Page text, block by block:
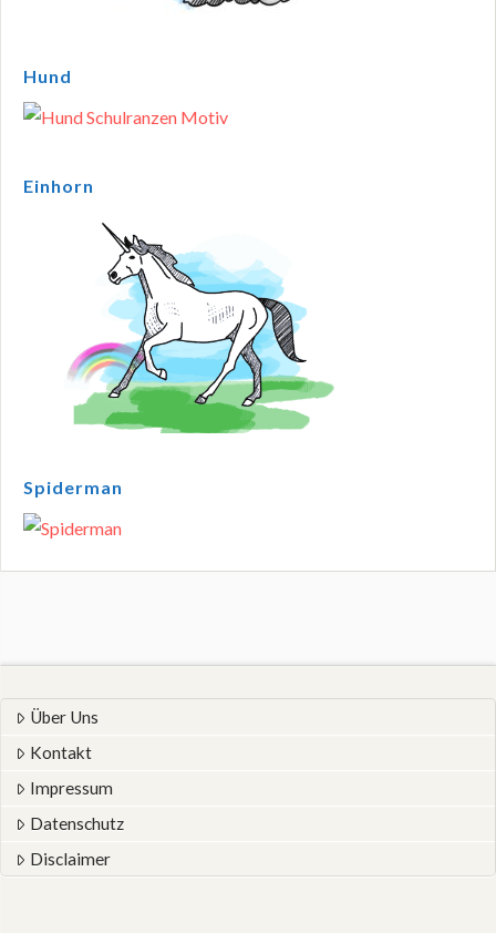
Hund
Einhorn
Spiderman
Über Uns
Kontakt
Impressum
Datenschutz
Disclaimer